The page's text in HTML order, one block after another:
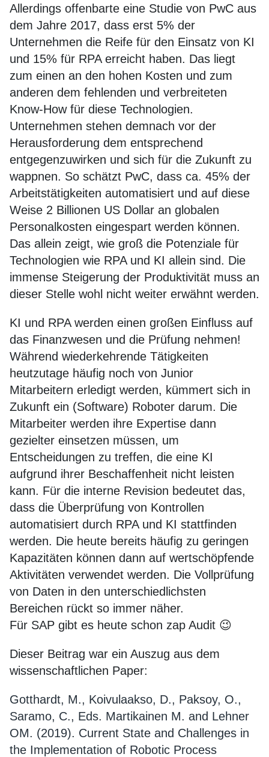
Allerdings offenbarte eine Studie von PwC aus
dem Jahre 2017, dass erst 5% der
Unternehmen die Reife für den Einsatz von KI
und 15% für RPA erreicht haben. Das liegt
zum einen an den hohen Kosten und zum
anderen dem fehlenden und verbreiteten
Know-How für diese Technologien.
Unternehmen stehen demnach vor der
Herausforderung dem entsprechend
entgegenzuwirken und sich für die Zukunft zu
wappnen. So schätzt PwC, dass ca. 45% der
Arbeitstätigkeiten automatisiert und auf diese
Weise 2 Billionen US Dollar an globalen
Personalkosten eingespart werden können.
Das allein zeigt, wie groß die Potenziale für
Technologien wie RPA und KI allein sind. Die
immense Steigerung der Produktivität muss an
dieser Stelle wohl nicht weiter erwähnt werden.
KI und RPA werden einen großen Einfluss auf
das Finanzwesen und die Prüfung nehmen!
Während wiederkehrende Tätigkeiten
heutzutage häufig noch von Junior
Mitarbeitern erledigt werden, kümmert sich in
Zukunft ein (Software) Roboter darum. Die
Mitarbeiter werden ihre Expertise dann
gezielter einsetzen müssen, um
Entscheidungen zu treffen, die eine KI
aufgrund ihrer Beschaffenheit nicht leisten
kann. Für die interne Revision bedeutet das,
dass die Überprüfung von Kontrollen
automatisiert durch RPA und KI stattfinden
werden. Die heute bereits häufig zu geringen
Kapazitäten können dann auf wertschöpfende
Aktivitäten verwendet werden. Die Vollprüfung
von Daten in den unterschiedlichsten
Bereichen rückt so immer näher.
Für SAP gibt es heute schon zap Audit 😉
Dieser Beitrag war ein Auszug aus dem
wissenschaftlichen Paper:
Gotthardt, M., Koivulaakso, D., Paksoy, O.,
Saramo, C., Eds. Martikainen M. and Lehner
OM. (2019). Current State and Challenges in
the Implementation of Robotic Process